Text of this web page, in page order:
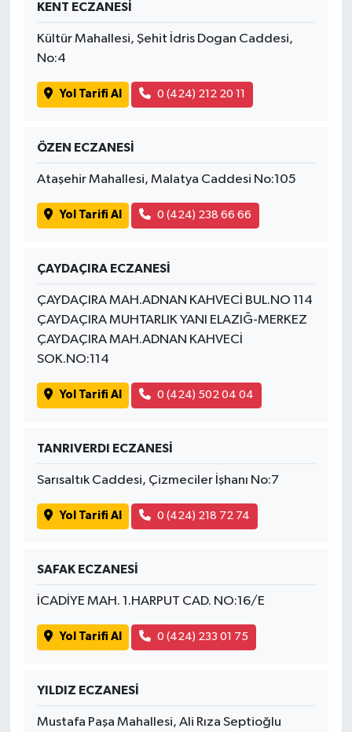
KENT ECZANESİ
Kültür Mahallesi, Şehit İdris Dogan Caddesi,
No:4
Yol Tarifi Al 0 (424) 212 20 11
ÖZEN ECZANESİ
Ataşehir Mahallesi, Malatya Caddesi No:105
Yol Tarifi Al 0 (424) 238 66 66
ÇAYDAÇIRA ECZANESİ
ÇAYDAÇIRA MAH.ADNAN KAHVECİ BUL.NO 114
ÇAYDAÇIRA MUHTARLIK YANI ELAZIĞ-MERKEZ
ÇAYDAÇIRA MAH.ADNAN KAHVECİ
SOK.NO:114
Yol Tarifi Al 0 (424) 502 04 04
TANRIVERDI ECZANESİ
Sarısaltık Caddesi, Çizmeciler İşhanı No:7
Yol Tarifi Al 0 (424) 218 72 74
SAFAK ECZANESİ
İCADİYE MAH. 1.HARPUT CAD. NO:16/E
Yol Tarifi Al 0 (424) 233 01 75
YILDIZ ECZANESİ
Mustafa Paşa Mahallesi, Ali Rıza Septioğlu